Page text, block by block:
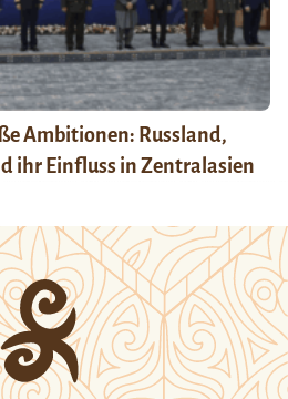
Ambitionen: Russland,
ihr Einfluss in Zentralasien